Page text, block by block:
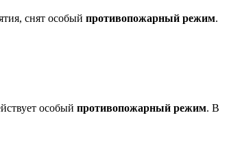
снят особый противопожарный режим.
особый противопожарный режим. В